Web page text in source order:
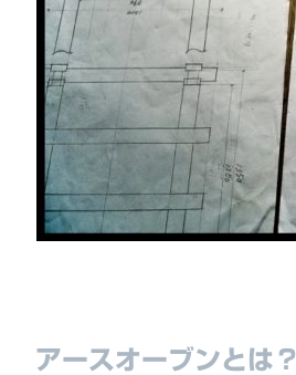
アースオーブンとは？